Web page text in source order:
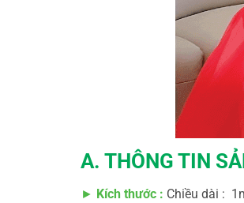
A. THÔNG TIN
► Kích thước : Chiều dài :